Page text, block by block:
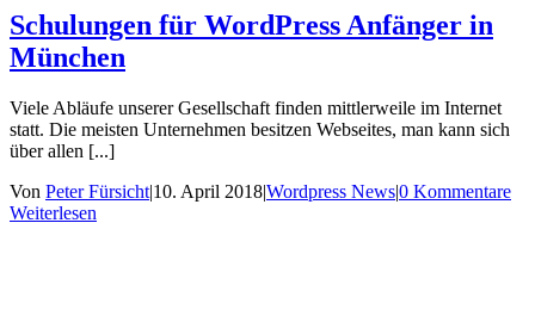
Schulungen für WordPress Anfänger in
München
Viele Abläufe unserer Gesellschaft finden mittlerweile im Internet
statt. Die meisten Unternehmen besitzen Webseites, man kann sich
über allen [...]
Von Peter Fürsicht|10. April 2018|Wordpress News|0 Kommentare
Weiterlesen